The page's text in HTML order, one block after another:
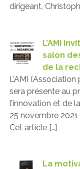
dirigeant,
L’AMI
salon
de la
L’AMI
sera présente au
l’innovation et de
25 novembre 2021
Cet article […]
La